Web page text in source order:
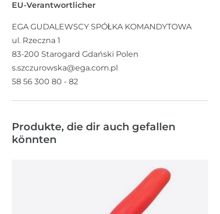
EU-Verantwortlicher
EGA GUDALEWSCY SPÓŁKA KOMANDYTOWA
ul. Rzeczna 1
83-200 Starogard Gdański Polen
s.szczurowska@ega.com.pl
58 56 300 80 - 82
Produkte, die dir auch gefallen
könnten